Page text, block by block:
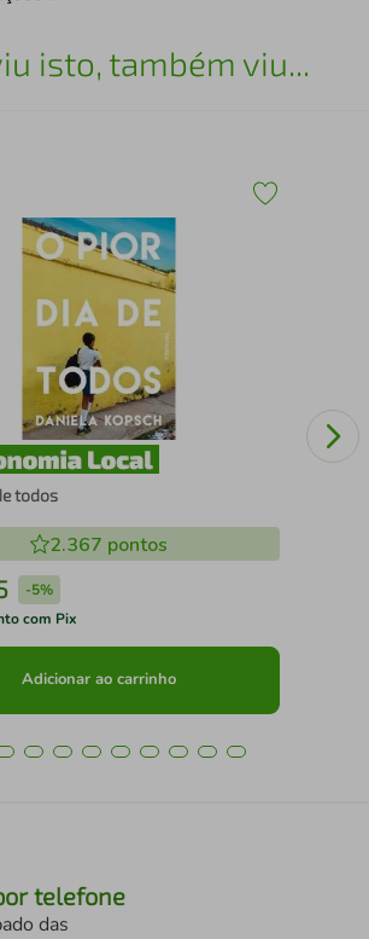
isto, também viu...
todos
2.367 pontos
-5%
com Pix
Adicionar ao carrinho
telefone
das